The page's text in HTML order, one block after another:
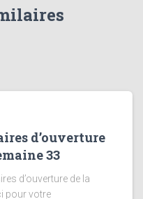
d’ouverture
33
d’ouverture de la
pour votre